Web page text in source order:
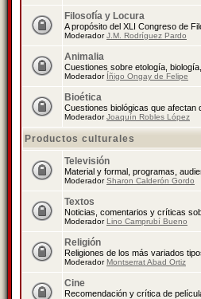
Filosofía y Locura
A propósito del XLI Congreso de
ModeradorJ.M. Rodríguez Pardo
Animalia
Cuestiones sobre etología,
Moderador Íñigo Ongay de Felipe
Bioética
Cuestiones biológicas que afectan
ModeradorJoaquín Robles López
Productos culturales
Televisión
Material y formal, programas,
ModeradorSharon Calderón Gordo
Textos
Noticias, comentarios y críticas
ModeradorLino Camprubí Bueno
Religión
Religiones de los más variados
ModeradorMontserrat Abad Ortiz
Cine
Recomendación y crítica de